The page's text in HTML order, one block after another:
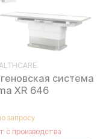
система
XR 646
запросу
с производства